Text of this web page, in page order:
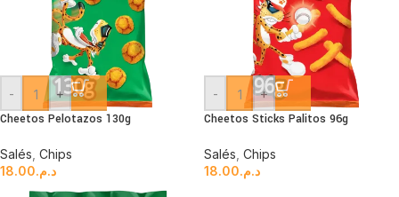
- +
Cheetos Pelotazos 130g
Salés Chips
د.م.18.00
- +
Cheetos Sticks Palitos 96g
Salés Chips
د.م.18.00